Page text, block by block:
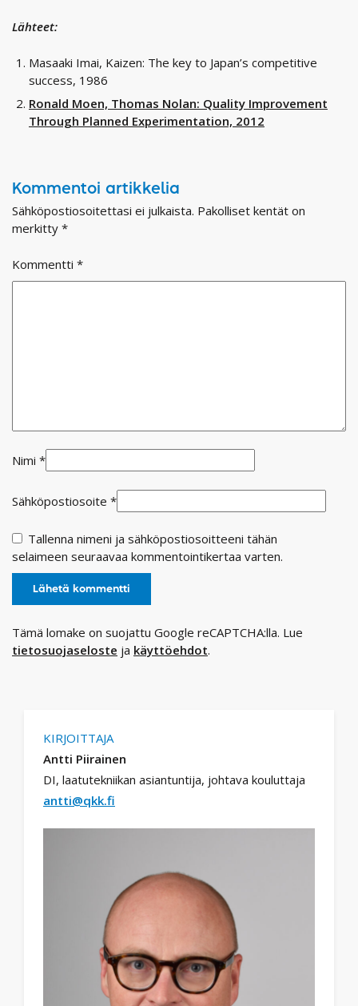
Lähteet:
Masaaki Imai, Kaizen: The key to Japan’s competitive
success, 1986
Ronald Moen, Thomas Nolan: Quality Improvement
Through Planned Experimentation, 2012
Kommentoi artikkelia
Sähköpostiosoitettasi ei julkaista. Pakolliset kentät on
merkitty *
Kommentti *
Nimi *
Sähköpostiosoite *
Tallenna nimeni ja sähköpostiosoitteeni tähän
selaimeen seuraavaa kommentointikertaa varten.
Tämä lomake on suojattu Google reCAPTCHA:lla. Lue
tietosuojaseloste ja käyttöehdot.
KIRJOITTAJA
Antti Piirainen
DI, laatutekniikan asiantuntija, johtava kouluttaja
antti@qkk.fi